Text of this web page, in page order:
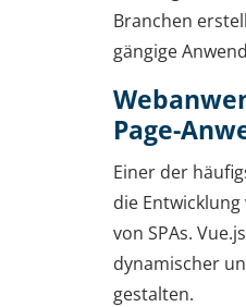
Branchen
gängige
Page-
Einer der
die
von SPAs.
dynamischer
gestalten.